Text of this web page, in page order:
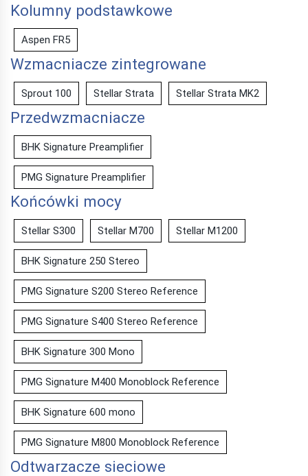
Kolumny podstawkowe
Aspen FR5
Wzmacniacze zintegrowane
Sprout 100 Stellar Strata Stellar Strata MK2
Przedwzmacniacze
BHK Signature Preamplifier
PMG Signature Preamplifier
Końcówki mocy
Stellar S300 Stellar M700 Stellar M1200
BHK Signature 250 Stereo
PMG Signature S200 Stereo Reference
PMG Signature S400 Stereo Reference
BHK Signature 300 Mono
PMG Signature M400 Monoblock Reference
BHK Signature 600 mono
PMG Signature M800 Monoblock Reference
Odtwarzacze sieciowe